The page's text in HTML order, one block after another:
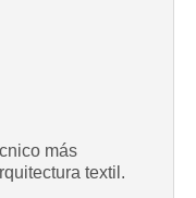
más
textil.